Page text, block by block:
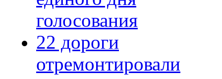
голосования
22 дороги
отремонтировали